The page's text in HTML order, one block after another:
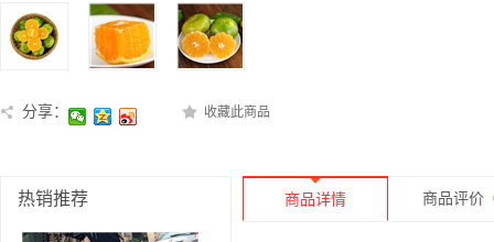
分享： 收藏此商品
热销推荐 商品详情 商品评价